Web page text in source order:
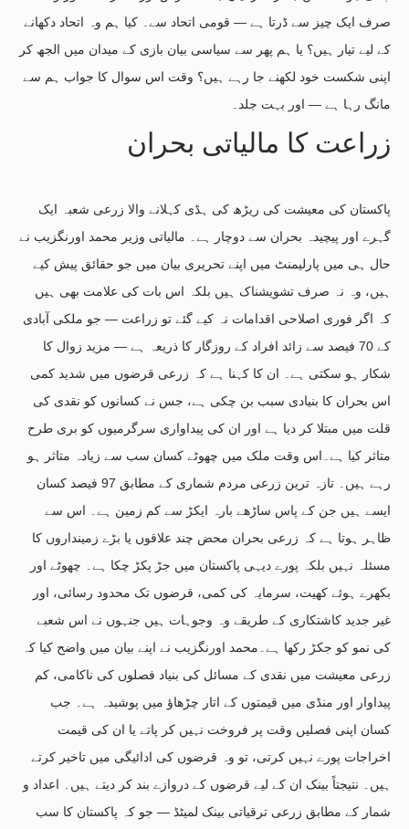
صرف ایک چیز سے ڈرتا ہے — قومی اتحاد سے۔ کیا ہم وہ اتحاد دکھانے
کے لیے تیار ہیں؟ یا ہم پھر سے سیاسی بیان بازی کے میدان میں الجھ کر
اپنی شکست خود لکھنے جا رہے ہیں؟ وقت اس سوال کا جواب ہم سے
مانگ رہا ہے — اور بہت جلد۔
زراعت کا مالیاتی بحران
پاکستان کی معیشت کی ریڑھ کی ہڈی کہلانے والا زرعی شعبہ ایک
گہرے اور پیچیدہ بحران سے دوچار ہے۔ مالیاتی وزیر محمد اورنگزیب نے
حال ہی میں پارلیمنٹ میں اپنے تحریری بیان میں جو حقائق پیش کیے
ہیں، وہ نہ صرف تشویشناک ہیں بلکہ اس بات کی علامت بھی ہیں
کہ اگر فوری اصلاحی اقدامات نہ کیے گئے تو زراعت — جو ملکی آبادی
کے 70 فیصد سے زائد افراد کے روزگار کا ذریعہ ہے — مزید زوال کا
شکار ہو سکتی ہے۔ ان کا کہنا ہے کہ زرعی قرضوں میں شدید کمی
اس بحران کا بنیادی سبب بن چکی ہے، جس نے کسانوں کو نقدی کی
قلت میں مبتلا کر دیا ہے اور ان کی پیداواری سرگرمیوں کو بری طرح
متاثر کیا ہے۔اس وقت ملک میں چھوٹے کسان سب سے زیادہ متاثر ہو
رہے ہیں۔ تازہ ترین زرعی مردم شماری کے مطابق 97 فیصد کسان
ایسے ہیں جن کے پاس ساڑھے بارہ ایکڑ سے کم زمین ہے۔ اس سے
ظاہر ہوتا ہے کہ زرعی بحران محض چند علاقوں یا بڑے زمینداروں کا
مسئلہ نہیں بلکہ پورے دیہی پاکستان میں جڑ پکڑ چکا ہے۔ چھوٹے اور
بکھرے ہوئے کھیت، سرمایہ کی کمی، قرضوں تک محدود رسائی، اور
غیر جدید کاشتکاری کے طریقے وہ وجوہات ہیں جنہوں نے اس شعبے
کی نمو کو جکڑ رکھا ہے۔محمد اورنگزیب نے اپنے بیان میں واضح کیا کہ
زرعی معیشت میں نقدی کے مسائل کی بنیاد فصلوں کی ناکامی، کم
پیداوار اور منڈی میں قیمتوں کے اتار چڑھاؤ میں پوشیدہ ہے۔ جب
کسان اپنی فصلیں وقت پر فروخت نہیں کر پاتے یا ان کی قیمت
اخراجات پورے نہیں کرتی، تو وہ قرضوں کی ادائیگی میں تاخیر کرتے
ہیں۔ نتیجتاً بینک ان کے لیے قرضوں کے دروازے بند کر دیتے ہیں۔ اعداد و
شمار کے مطابق زرعی ترقیاتی بینک لمیٹڈ — جو کہ پاکستان کا سب